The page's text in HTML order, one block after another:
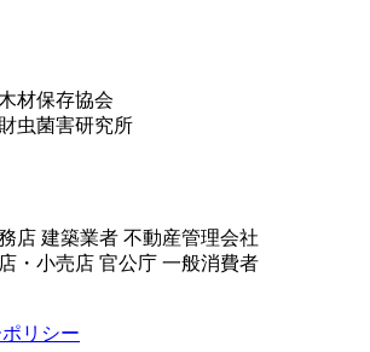
材保存協会
虫菌害研究所
店 建築業者 不動産管理会社
・小売店 官公庁 一般消費者
リシー